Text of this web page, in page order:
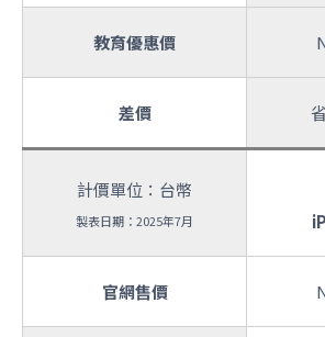
教育優惠價
差價
計價單位：台幣
製表日期：2025年7月
官網售價